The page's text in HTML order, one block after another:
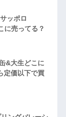
ッポロ
売ってる？
&大生どこに
定価以下で買